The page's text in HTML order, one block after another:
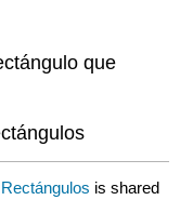
que
is shared